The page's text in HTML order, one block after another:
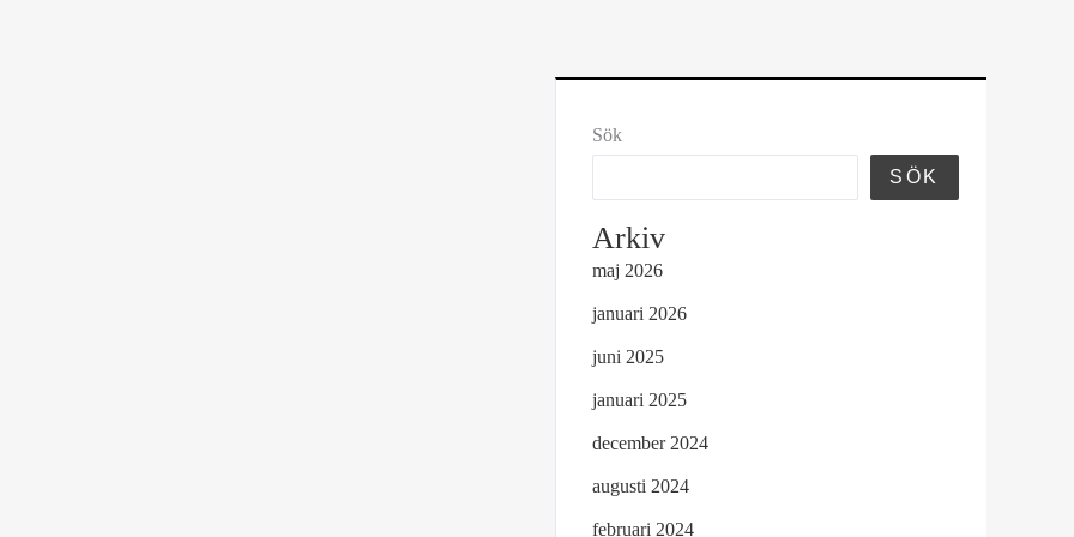
Sök
SÖK
Arkiv
maj 2026
januari 2026
juni 2025
januari 2025
december 2024
augusti 2024
februari 2024